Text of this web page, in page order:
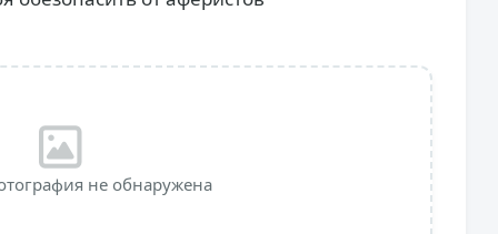
не обнаружена